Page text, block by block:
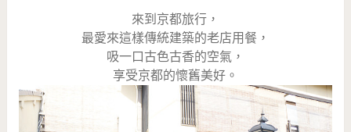
來到京都旅行，
最愛來這樣傳統建築的老店用餐，
吸一口古色古香的空氣，
享受京都的懷舊美好。